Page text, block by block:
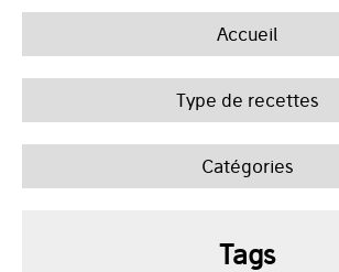
Accueil
Type de recettes
Catégories
Tags